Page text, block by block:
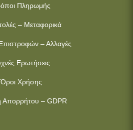
Πληρωμής
– Μεταφορικά
Επιστροφών – Αλλαγές
Ερωτήσεις
Όροι Χρήσης
Απορρήτου – GDPR